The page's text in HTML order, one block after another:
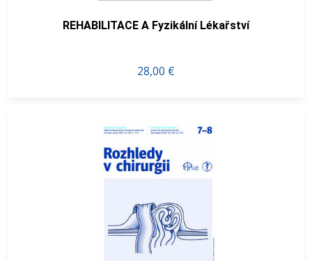
REHABILITACE A Fyzikální Lékařství
28,00 €